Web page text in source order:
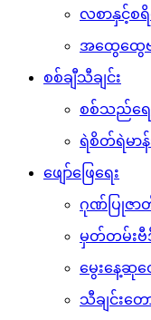
လစာနှင့်စ
အထွေထွ
စစ်ချီသီချင်း
စစ်သည်ရေး
ရဲစိတ်ရဲမာန်
ဖျော်ဖြေရေး
ဂုဏ်ပြုဇာတ်
မှတ်တမ်းဗီ
မွေးနေ့ဆုတ
သီချင်းတော